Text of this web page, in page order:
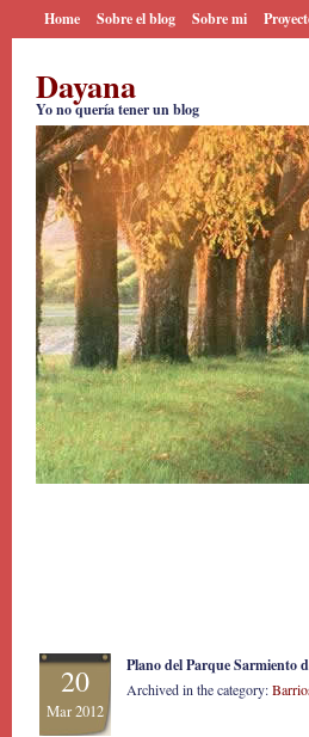
Home Sobre el blog Sobre mi
Dayana
Yo no quería tener un blog
20
Mar 2012
Plano del Parque Sarmiento
Archived in the category: